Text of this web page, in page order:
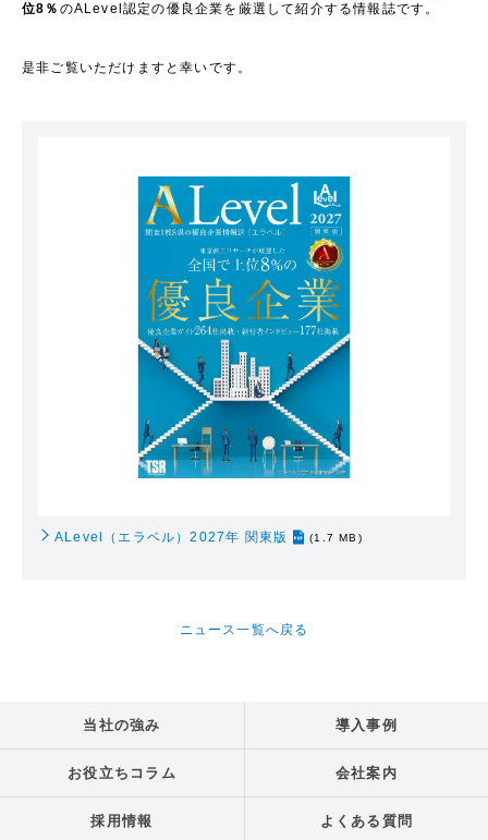
位8％ のALevel認定の優良企業を厳選して紹介する情報誌です。
是非ご覧いただけますと幸いです。
ALevel（エラベル）2027年 関東版 (1.7 MB)
ニュース一覧へ戻る
当社の強み 導入事例
お役立ちコラム 会社案内
採用情報 よくある質問